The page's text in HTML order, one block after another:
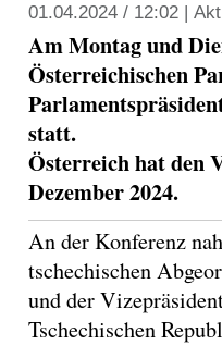
01.04.2024 / 12:02 |
Am Montag und
Österreichischen
statt.
Österreich hat den
Dezember 2024.
An der Konferenz
tschechischen
und der
Tschechischen